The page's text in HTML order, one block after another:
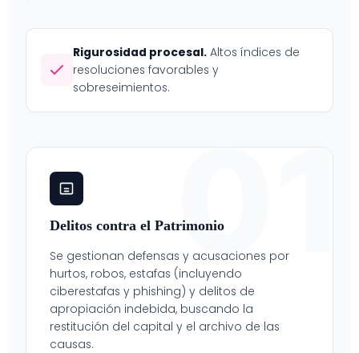
Rigurosidad procesal. Altos índices de
resoluciones favorables y
sobreseimientos.
01
Delitos contra el Patrimonio
Se gestionan defensas y acusaciones por
hurtos, robos, estafas (incluyendo
ciberestafas y phishing) y delitos de
apropiación indebida, buscando la
restitución del capital y el archivo de las
causas.